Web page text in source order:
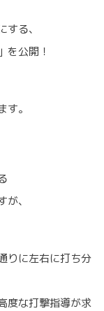
る、
を公開！
。
、
りに左右に打ち分
度な打撃指導が求